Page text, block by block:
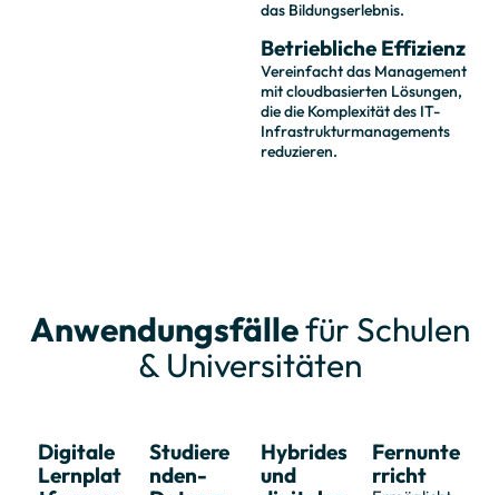
das Bildungserlebnis.
Betriebliche Effizienz
Vereinfacht das Management
mit cloudbasierten Lösungen,
die die Komplexität des IT-
Infrastrukturmanagements
reduzieren.
Anwendungsfällefür Schulen
& Universitäten
Digitale
Lernplat
Studiere
nden-
Hybrides
und
Fernunte
rricht